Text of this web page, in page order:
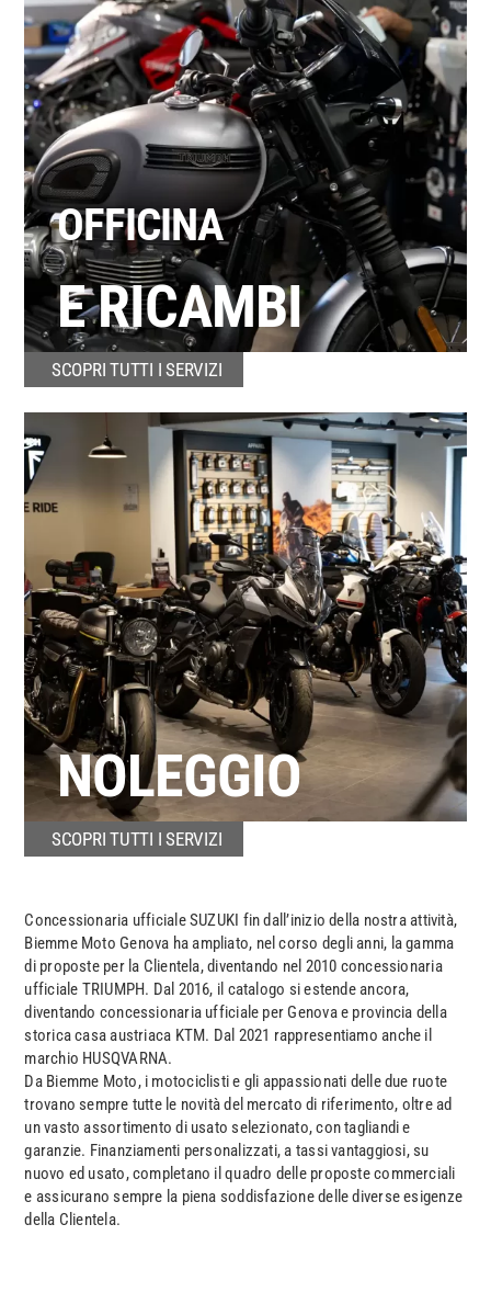
OFFICINA
E RICAMBI
SCOPRI TUTTI I SERVIZI
NOLEGGIO
SCOPRI TUTTI I SERVIZI
Concessionaria ufficiale SUZUKI fin dall’inizio della nostra attività,
Biemme Moto Genova ha ampliato, nel corso degli anni, la gamma
di proposte per la Clientela, diventando nel 2010 concessionaria
ufficiale TRIUMPH. Dal 2016, il catalogo si estende ancora,
diventando concessionaria ufficiale per Genova e provincia della
storica casa austriaca KTM. Dal 2021 rappresentiamo anche il
marchio HUSQVARNA.
Da Biemme Moto, i motociclisti e gli appassionati delle due ruote
trovano sempre tutte le novità del mercato di riferimento, oltre ad
un vasto assortimento di usato selezionato, con tagliandi e
garanzie. Finanziamenti personalizzati, a tassi vantaggiosi, su
nuovo ed usato, completano il quadro delle proposte commerciali
e assicurano sempre la piena soddisfazione delle diverse esigenze
della Clientela.